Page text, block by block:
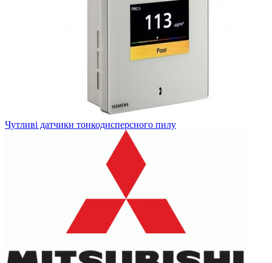
Чутливі датчики тонкодисперсного пилу